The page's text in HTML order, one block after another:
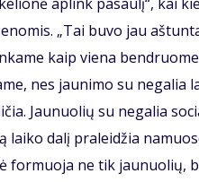
„Tai buvo jau
kaip viena
nes jaunimo su negalia
Jaunuolių su negalia
laiko dalį praleidžia
formuoja ne tik jaunuolių,